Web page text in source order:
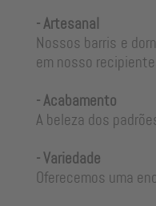
- Artesanal
Nossos barris e
em nosso
- Acabamento
A beleza dos
- Variedade
Oferecemos uma